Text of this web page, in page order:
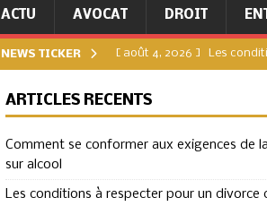
ACTU AVOCAT DROIT
NEWS TICKER [ août 4, 2026 ] Les
[ juillet 27, 2026 ] Divorce
DIVORCE
TVA
ARTICLES RÉCENTS
Comment se conformer aux exigences de
sur alcool
Les conditions à respecter pour un divorce